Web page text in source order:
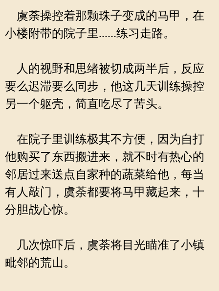
虞荼操控着那颗珠子变成的马甲，在
小楼附带的院子里......练习走路。
人的视野和思绪被切成两半后，反应
要么迟滞要么同步，他这几天训练操控
另一个躯壳，简直吃尽了苦头。
在院子里训练极其不方便，因为自打
他购买了东西搬进来，就不时有热心的
邻居过来送点自家种的蔬菜给他，每当
有人敲门，虞荼都要将马甲藏起来，十
分胆战心惊。
几次惊吓后，虞荼将目光瞄准了小镇
毗邻的荒山。